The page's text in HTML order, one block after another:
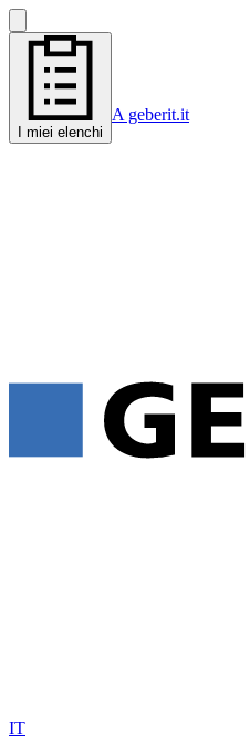
I miei elenchi
A geberit.it
IT